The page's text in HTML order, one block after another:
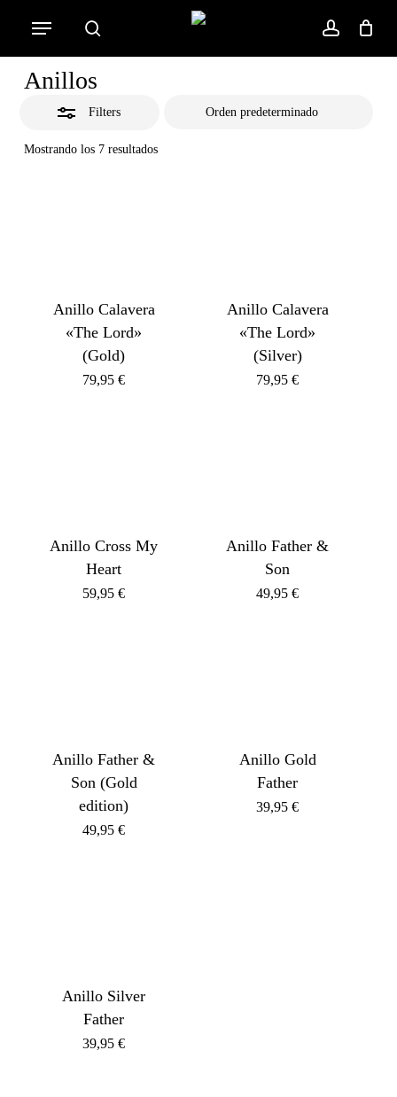
main
content
search account
Menu
Cart
Close
Anillos
Filters
Mostrando los 7 resultados
Close
Filters
Anillo Calavera
«The Lord»
(Gold)
79,95€
Anillo Calavera
«The Lord»
(Silver)
79,95€
Anillo Cross My
Heart
59,95€
Anillo Father &
Son
49,95€
Anillo Father &
Son (Gold
edition)
49,95€
Anillo Gold
Father
39,95€
Anillo Silver
Father
39,95€